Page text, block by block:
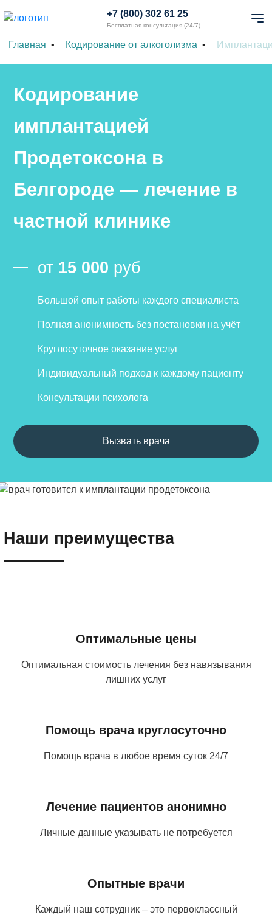
+7 (800) 302 61 25
Бесплатная консультация (24/7)
Главная Кодирование от алкоголизма
Кодирование
имплантацией
Продетоксона в
Белгороде — лечение в
частной клинике
от 15 000 руб
Большой опыт работы каждого специалиста
Полная анонимность без постановки на учёт
Круглосуточное оказание услуг
Индивидуальный подход к каждому пациенту
Консультации психолога
Вызвать врача
Наши преимущества
Оптимальные цены
Оптимальная стоимость лечения без навязывания
лишних услуг
Помощь врача круглосуточно
Помощь врача в любое время суток 24/7
Лечение пациентов анонимно
Личные данные указывать не потребуется
Опытные врачи
Каждый наш сотрудник – это первоклассный